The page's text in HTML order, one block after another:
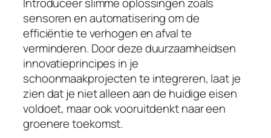
sensoren en automatisering om de
efficiëntie te verhogen en afval te
verminderen. Door deze duurzaamheidsen
innovatieprincipes in je
schoonmaakprojecten te integreren, laat je
zien dat je niet alleen aan de huidige eisen
voldoet, maar ook vooruitdenkt naar een
groenere toekomst.